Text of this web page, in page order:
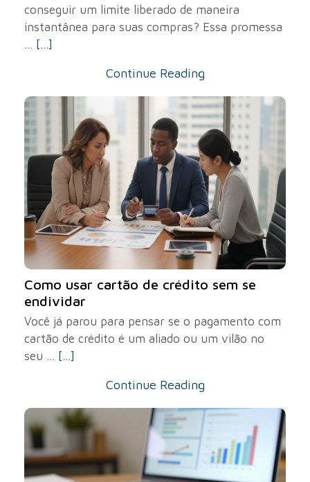
conseguir um limite liberado de maneira
instantânea para suas compras? Essa promessa
... [...]
Continue Reading
Como usar cartão de crédito sem se
endividar
Você já parou para pensar se o pagamento com
cartão de crédito é um aliado ou um vilão no
seu ... [...]
Continue Reading